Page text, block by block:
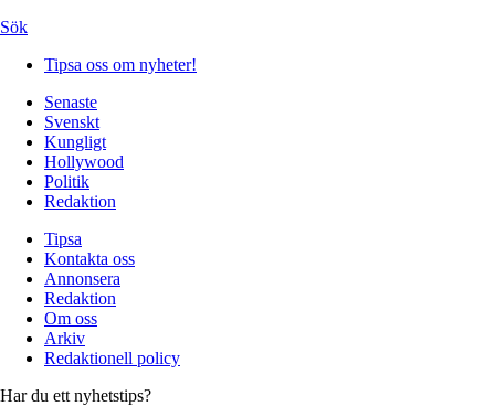
Sök
Tipsa oss om nyheter!
Senaste
Svenskt
Kungligt
Hollywood
Politik
Redaktion
Tipsa
Kontakta oss
Annonsera
Redaktion
Om oss
Arkiv
Redaktionell policy
Har du ett nyhetstips?